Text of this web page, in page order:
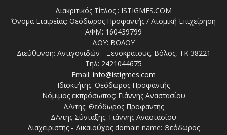
Διακριτικός Τίτλος : ISTIGMES.COM
Όνομα Εταιρείας: Θεόδωρος Προφαντής / Ατομική Επιχείρηση
ΑΦΜ: 160439799
ΔΟΥ: ΒΟΛΟΥ
Διεύθυνση: Αντιγονιδών - Ξενοκράτους, Βόλος, ΤΚ 38221
Τηλ: 2421044675
Email: info@istigmes.com
Ιδιοκτήτης: Θεόδωρος Προφαντής
Νόμιμος εκπρόσωπος: Γιάννης Αναστασίου
Δ/ντης: Θεόδωρος Προφαντής
Δ/ντης Σύνταξης: Γιάννης Αναστασίου
Διαχειριστής - Δικαιούχος domain name: Θεόδωρος